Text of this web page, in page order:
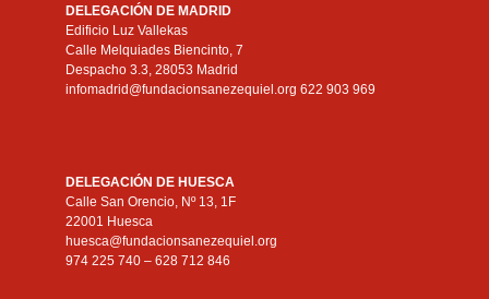
DELEGACIÓN DE MADRID
Edificio Luz Vallekas
Calle Melquiades Biencinto, 7
Despacho 3.3, 28053 Madrid
infomadrid@fundacionsanezequiel.org 622 903 969
DELEGACIÓN DE HUESCA
Calle San Orencio, Nº 13, 1F
22001 Huesca
huesca@fundacionsanezequiel.org
974 225 740 – 628 712 846